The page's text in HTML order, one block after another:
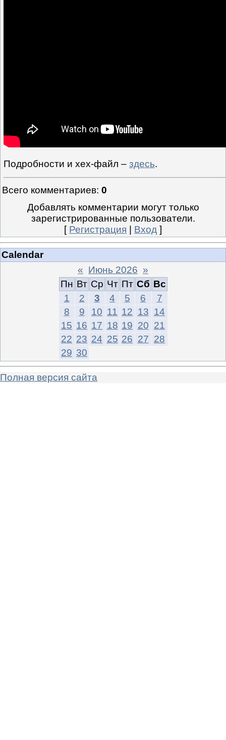
Подробности и xex-файл – здесь.
Всего комментариев: 0
Добавлять комментарии могут только
зарегистрированные пользователи.
[ Регистрация Вход ]
Calendar
« Июнь 2026 »
Пн Вт Ср Чт Пт Сб Вс
1
2 3 4 5 6
7
8
9 10 11 12 13 14
15 16 17 18 19 20 21
22 23 24 25 26 27 28
29 30
Полная версия сайта